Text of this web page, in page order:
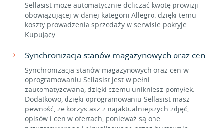
Sellasist może automatycznie doliczać kwotę prowizji
obowiązującej w danej kategorii Allegro, dzięki temu
koszty prowadzenia sprzedaży w serwisie pokryje
Kupujący.
Synchronizacja stanów magazynowych oraz cen
Synchronizacja stanów magazynowych oraz cen w
oprogramowaniu Sellasist jest w pełni
zautomatyzowana, dzięki czemu unikniesz pomyłek.
Dodatkowo, dzięki oprogramowaniu Sellasist masz
pewność, że korzystasz z najaktualniejszych zdjęć,
opisów i cen w ofertach, ponieważ są one